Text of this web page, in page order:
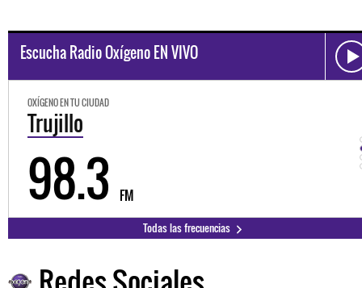
Escucha Radio Oxígeno EN VIVO
OXÍGENO EN TU CIUDAD
Trujillo
98.3 FM
Todas las frecuencias